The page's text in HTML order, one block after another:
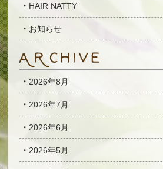
HAIR NATTY
お知らせ
2026年8月
2026年7月
2026年6月
2026年5月